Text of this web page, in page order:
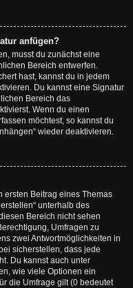
anfügen?
musst du zunächst eine
Bereich entwerfen.
hast, kannst du in jedem
Du kannst eine Signatur
Bereich das
Wenn du einen
möchtest, so kannst du
wieder deaktivieren.
ersten Beitrag eines Themas
unterhalb des
Bereich nicht sehen
Umfragen zu
zwei Antwortmöglichkeiten in
sicherstellen, dass jede
Du kannst auch unter
wie viele Optionen ein
die Umfrage gilt (0 bedeutet